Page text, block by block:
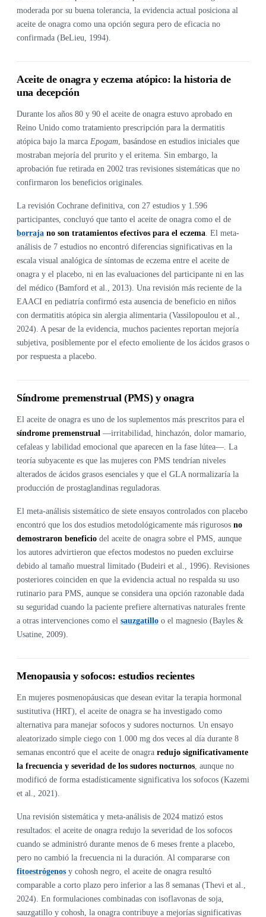
moderada por su buena tolerancia, la evidencia actual posiciona al
aceite de onagra como una opción segura pero de eficacia no
confirmada (BeLieu, 1994).
Aceite de onagra y eczema atópico: la historia de
una decepción
Durante los años 80 y 90 el aceite de onagra estuvo aprobado en
Reino Unido como tratamiento prescripción para la dermatitis
atópica bajo la marca Epogam , basándose en estudios iniciales que
mostraban mejoría del prurito y el eritema. Sin embargo, la
aprobación fue retirada en 2002 tras revisiones sistemáticas que no
confirmaron los beneficios originales.
La revisión Cochrane definitiva, con 27 estudios y 1.596
participantes, concluyó que tanto el aceite de onagra como el de
borraja no son tratamientos efectivos para el eczema . El meta-
análisis de 7 estudios no encontró diferencias significativas en la
escala visual analógica de síntomas de eczema entre el aceite de
onagra y el placebo, ni en las evaluaciones del participante ni en las
del médico (Bamford et al., 2013). Una revisión más reciente de la
EAACI en pediatría confirmó esta ausencia de beneficio en niños
con dermatitis atópica sin alergia alimentaria (Vassilopoulou et al.,
2024). A pesar de la evidencia, muchos pacientes reportan mejoría
subjetiva, posiblemente por el efecto emoliente de los ácidos grasos o
por respuesta a placebo.
Síndrome premenstrual (PMS) y onagra
El aceite de onagra es uno de los suplementos más prescritos para el
síndrome premenstrual —irritabilidad, hinchazón, dolor mamario,
cefaleas y labilidad emocional que aparecen en la fase lútea—. La
teoría subyacente es que las mujeres con PMS tendrían niveles
alterados de ácidos grasos esenciales y que el GLA normalizaría la
producción de prostaglandinas reguladoras.
El meta-análisis sistemático de siete ensayos controlados con placebo
encontró que los dos estudios metodológicamente más rigurosos no
demostraron beneficio del aceite de onagra sobre el PMS, aunque
los autores advirtieron que efectos modestos no pueden excluirse
debido al tamaño muestral limitado (Budeiri et al., 1996). Revisiones
posteriores coinciden en que la evidencia actual no respalda su uso
rutinario para PMS, aunque se considera una opción razonable dada
su seguridad cuando la paciente prefiere alternativas naturales frente
a otras intervenciones como el sauzgatillo o el magnesio (Bayles &
Usatine, 2009).
Menopausia y sofocos: estudios recientes
En mujeres posmenopáusicas que desean evitar la terapia hormonal
sustitutiva (HRT), el aceite de onagra se ha investigado como
alternativa para manejar sofocos y sudores nocturnos. Un ensayo
aleatorizado simple ciego con 1.000 mg dos veces al día durante 8
semanas encontró que el aceite de onagra redujo significativamente
la frecuencia y severidad de los sudores nocturnos , aunque no
modificó de forma estadísticamente significativa los sofocos (Kazemi
et al., 2021).
Una revisión sistemática y meta-análisis de 2024 matizó estos
resultados: el aceite de onagra redujo la severidad de los sofocos
cuando se administró durante menos de 6 meses frente a placebo,
pero no cambió la frecuencia ni la duración. Al compararse con
fitoestrógenos y cohosh negro, el aceite de onagra resultó
comparable a corto plazo pero inferior a las 8 semanas (Thevi et al.,
2024). En formulaciones combinadas con isoflavonas de soja,
sauzgatillo y cohosh, la onagra contribuye a mejorías significativas